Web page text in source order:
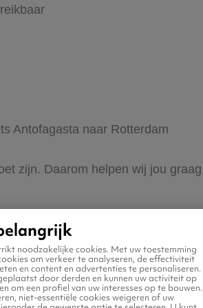
Antofagasta naar Rotterdam
zijn. Daarom helpen wij jou
noodzakelijke cookies. Met uw toestemming
om verkeer te analyseren, de effectiviteit
en content en advertenties te personaliseren.
door derden en kunnen uw activiteit op
om een profiel van uw interesses op te bouwen.
niet-essentiële cookies weigeren of uw